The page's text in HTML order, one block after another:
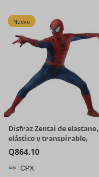
Nuevo
Disfraz Zentai de elastano,
elástico y transpirable,
para Halloween y cosplay
Q864.10
CPX